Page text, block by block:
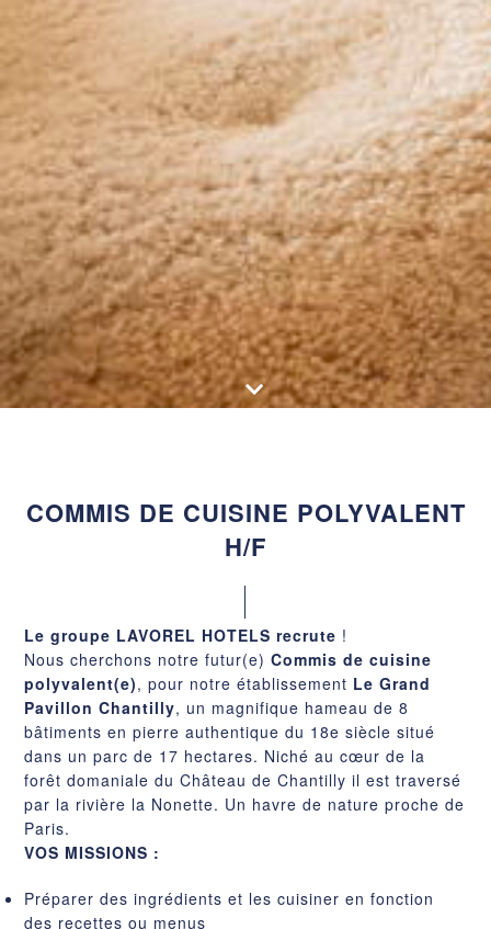
COMMIS DE CUISINE POLYVALENT
H/F
Le groupe LAVOREL HOTELS recrute !
Nous cherchons notre futur(e)Commis de cuisine
polyvalent(e), pour notre établissement Le Grand
Pavillon Chantilly, un magnifique hameau de 8
bâtiments en pierre authentique du 18e siècle situé
dans un parc de 17 hectares. Niché au cœur de la
forêt domaniale du Château de Chantilly il est traversé
par la rivière la Nonette. Un havre de nature proche de
Paris.
VOS MISSIONS :
Préparer des ingrédients et les cuisiner en fonction
des recettes ou menus